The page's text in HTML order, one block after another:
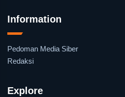
Information
Pedoman Media Siber
Redaksi
Explore